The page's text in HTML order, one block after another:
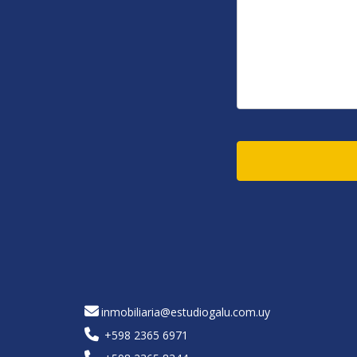
inmobiliaria@estudiogalu.com.uy
+598 2365 6971